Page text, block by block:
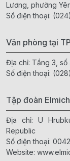
Lương, phường
Số điện thoại:
Văn phòng tại
Địa chỉ: Tầng 3, số
Số điện thoại:
Tập đoàn
Địa chỉ: U
Republic
Số điện thoại:
Website: